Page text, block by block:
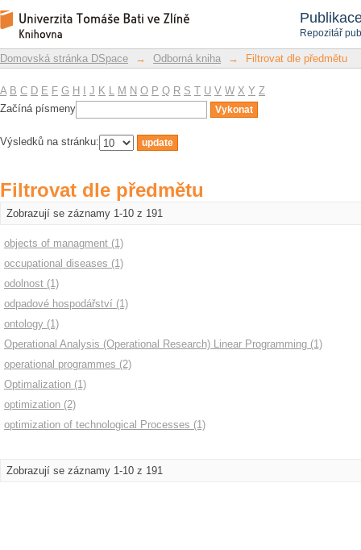
Repozitář
Filtrovat dle předmětu
Repozitář DSpace/Manakin
Domovská stránka DSpace → Odborná kniha → Filtrovat dle předmětu
A B C D E F G H J K L M N O P Q R S T U V W X Y Z
Začíná písmeny
Výsledků na stránku:
Filtrovat dle předmětu
Zobrazují se záznamy 1-10 z 191
objects of managment (1)
occupational diseases (1)
odolnost (1)
odpadové hospodářství (1)
ontology (1)
Operational Analysis (Operational Research) Linear Programming (1)
operational programmes (2)
Optimalization (1)
optimization (2)
optimization of technological Processes (1)
Zobrazují se záznamy 1-10 z 191